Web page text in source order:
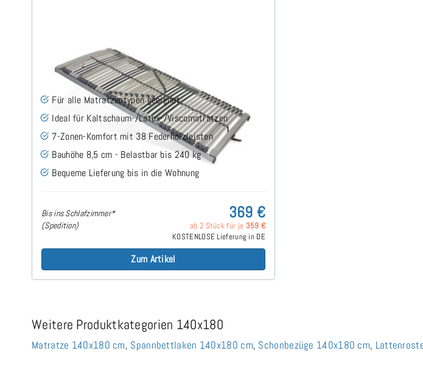
Nimbo 44 NV - Lattenrost 140x180 cm
Für alle Matratzentypen geeignet
Ideal für Kaltschaum-/Latex-/Viscomatratzen
7-Zonen-Komfort mit 38 Federholzleisten
Bauhöhe 8,5 cm - Belastbar bis 240 kg
Bequeme Lieferung bis in die Wohnung
Bis ins Schlafzimmer*
(Spedition)
369 €
ab 2 Stück für je 359 €
KOSTENLOSE Lieferung in DE
Zum Artikel
Weitere Produktkategorien 140x180
Matratze 140x180 cm, Spannbettlaken 140x180 cm, Schonbezüge 140x180 cm,